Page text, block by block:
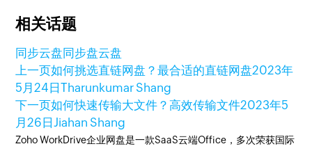
相关话题
同步云盘同步盘云盘
上一页如何挑选直链网盘？最合适的直链网盘2023年
5月24日Tharunkumar Shang
下一页如何快速传输大文件？高效传输文件2023年5
月26日Jiahan Shang
Zoho WorkDrive企业网盘是一款SaaS云端Office，多次荣获国际